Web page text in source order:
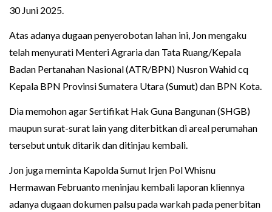
30 Juni 2025.
Atas adanya dugaan penyerobotan lahan ini, Jon mengaku
telah menyurati Menteri Agraria dan Tata Ruang/Kepala
Badan Pertanahan Nasional (ATR/BPN) Nusron Wahid cq
Kepala BPN Provinsi Sumatera Utara (Sumut) dan BPN Kota.
Dia memohon agar Sertifikat Hak Guna Bangunan (SHGB)
maupun surat-surat lain yang diterbitkan di areal perumahan
tersebut untuk ditarik dan ditinjau kembali.
Jon juga meminta Kapolda Sumut Irjen Pol Whisnu
Hermawan Februanto meninjau kembali laporan kliennya
adanya dugaan dokumen palsu pada warkah pada penerbitan